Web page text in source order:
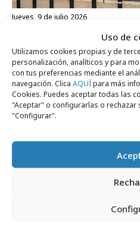
Uso de
Utilizamos cookies propias y de
personalización, analíticos y para
con tus preferencias mediante el
navegación. Clica AQUÍpara más
Cookies. Puedes aceptar todas las
"Aceptar" o configurarlas o
"Configurar".
jueves, 9 de julio 2026
IKEA busca futuros
sus tiendas en España
Internacional